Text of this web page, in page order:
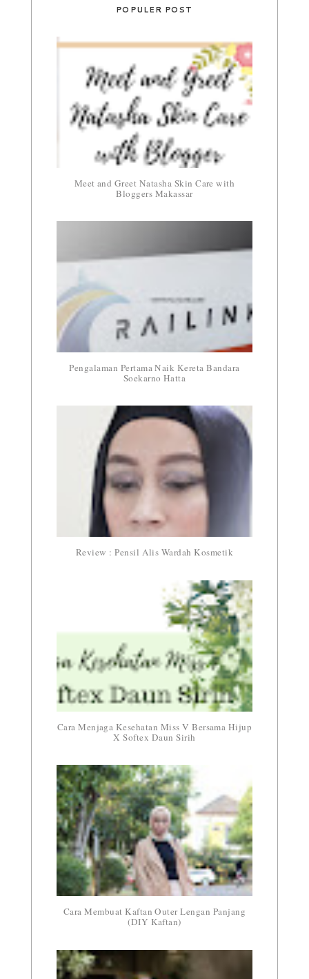
POPULER POST
Meet and Greet Natasha Skin Care with
Bloggers Makassar
Pengalaman Pertama Naik Kereta Bandara
Soekarno Hatta
Review : Pensil Alis Wardah Kosmetik
Cara Menjaga Kesehatan Miss V Bersama Hijup
X Softex Daun Sirih
Cara Membuat Kaftan Outer Lengan Panjang
(DIY Kaftan)